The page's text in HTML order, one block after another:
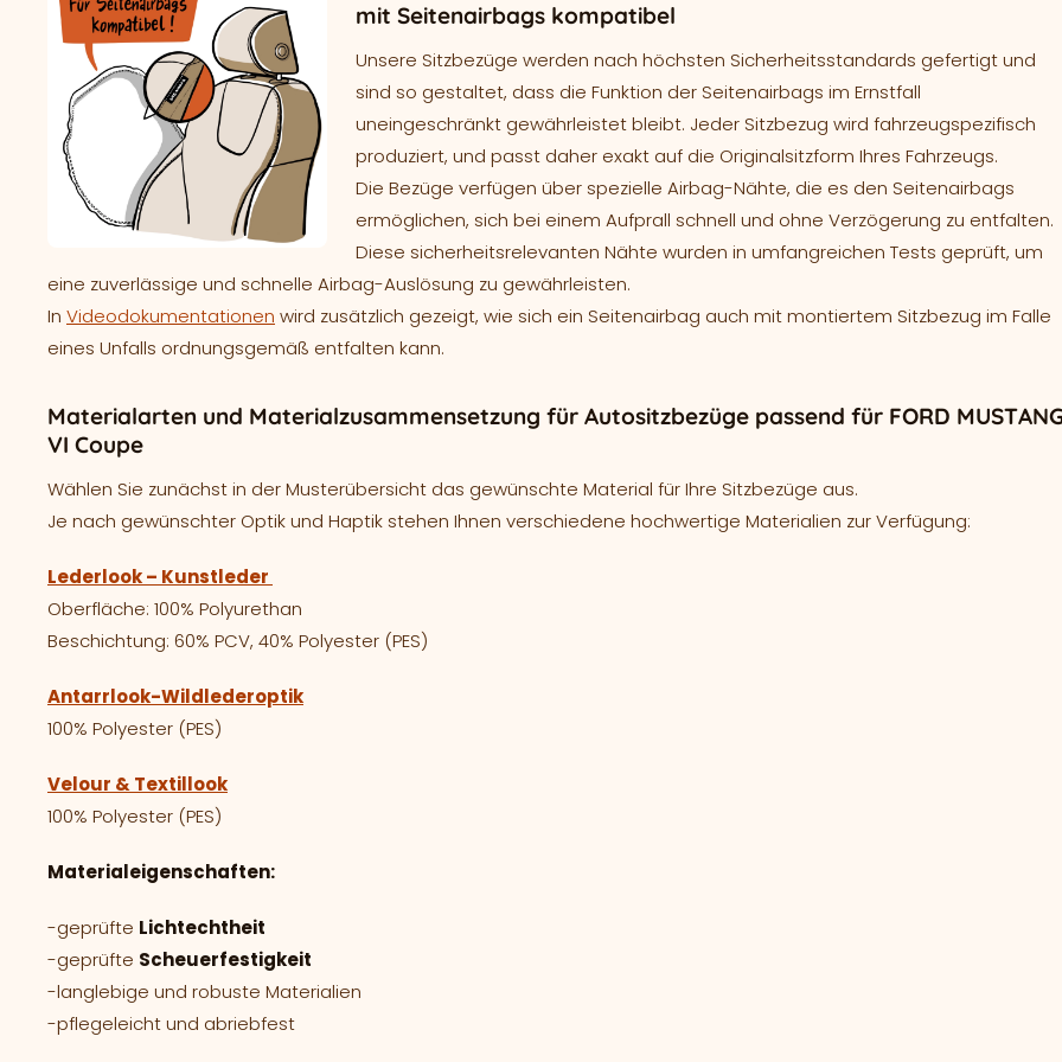
mit Seitenairbags kompatibel
Unsere Sitzbezüge werden nach höchsten Sicherheitsstandards gefertigt und
sind so gestaltet, dass die Funktion der Seitenairbags im Ernstfall
uneingeschränkt gewährleistet bleibt. Jeder Sitzbezug wird fahrzeugspezifisch
produziert, und passt daher exakt auf die Originalsitzform Ihres Fahrzeugs.
Die Bezüge verfügen über spezielle Airbag-Nähte, die es den Seitenairbags
ermöglichen, sich bei einem Aufprall schnell und ohne Verzögerung zu entfalten.
Diese sicherheitsrelevanten Nähte wurden in umfangreichen Tests geprüft, um
eine zuverlässige und schnelle Airbag-Auslösung zu gewährleisten.
In Videodokumentationen wird zusätzlich gezeigt, wie sich ein Seitenairbag auch mit montiertem Sitzbezug im Falle
eines Unfalls ordnungsgemäß entfalten kann.
Materialarten und Materialzusammensetzung für Autositzbezüge passend für FORD
VI Coupe
Wählen Sie zunächst in der Musterübersicht das gewünschte Material für Ihre Sitzbezüge aus.
Je nach gewünschter Optik und Haptik stehen Ihnen verschiedene hochwertige Materialien zur Verfügung:
Lederlook – Kunstleder
Oberfläche: 100% Polyurethan
Beschichtung: 60% PCV, 40% Polyester (PES)
Antarrlook-Wildlederoptik
100% Polyester (PES)
Velour & Textillook
100% Polyester (PES)
Materialeigenschaften:
-geprüfte Lichtechtheit
-geprüfte Scheuerfestigkeit
-langlebige und robuste Materialien
-pflegeleicht und abriebfest